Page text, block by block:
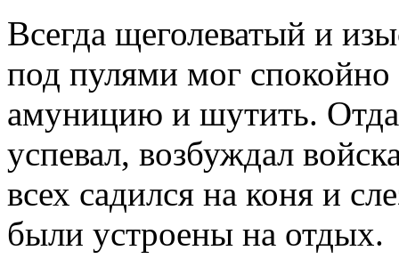
Всегда щеголеватый и
под пулями мог спокойно
амуницию и шутить.
успевал, возбуждал
всех садился на коня и
были устроены на отдых.